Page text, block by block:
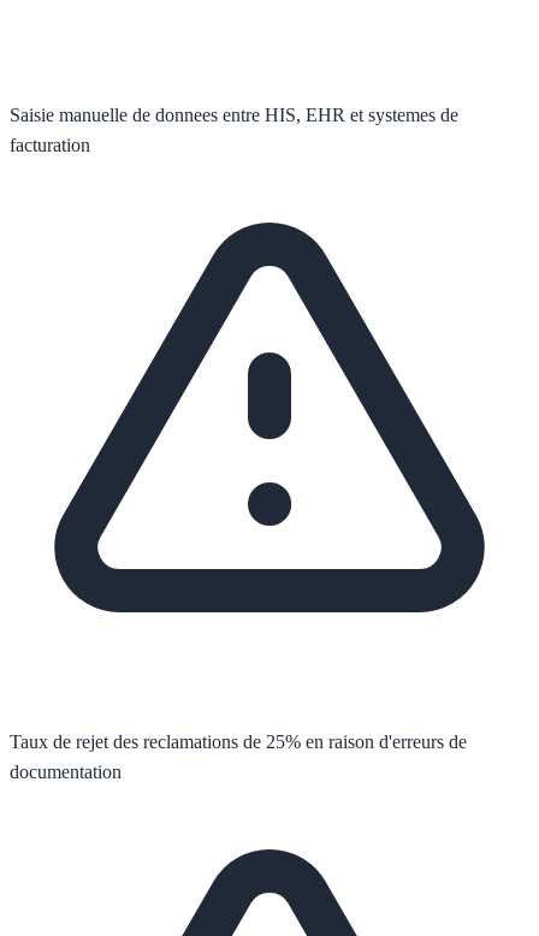
Saisie manuelle de donnees entre HIS, EHR et systemes de
facturation
Taux de rejet des reclamations de 25% en raison d'erreurs de
documentation